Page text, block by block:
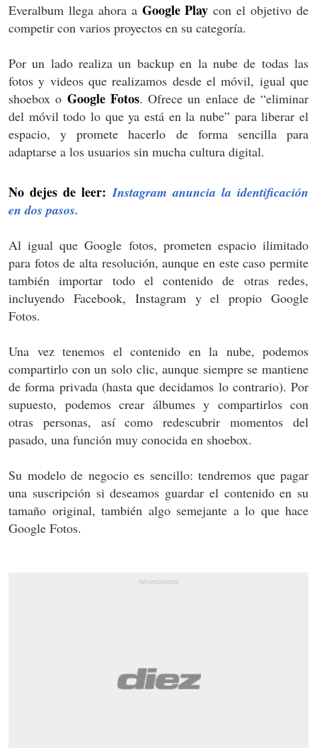
Everalbum llega ahora aGoogle Play con el objetivo de
competir con varios proyectos en su categoría.
Por un lado realiza un backup en la nube de todas las
fotos y videos que realizamos desde el móvil, igual que
shoebox o Google Fotos. Ofrece un enlace de “eliminar
del móvil todo lo que ya está en la nube” para liberar el
espacio, y promete hacerlo de forma sencilla para
adaptarse a los usuarios sin mucha cultura digital.
No dejes de leer:Instagram anuncia la identificación
en dos pasos.
Al igual que Google fotos, prometen espacio ilimitado
para fotos de alta resolución, aunque en este caso permite
también importar todo el contenido de otras redes,
incluyendo Facebook, Instagram y el propio Google
Fotos.
Una vez tenemos el contenido en la nube, podemos
compartirlo con un solo clic, aunque siempre se mantiene
de forma privada (hasta que decidamos lo contrario). Por
supuesto, podemos crear álbumes y compartirlos con
otras personas, así como redescubrir momentos del
pasado, una función muy conocida en shoebox.
Su modelo de negocio es sencillo: tendremos que pagar
una suscripción si deseamos guardar el contenido en su
tamaño original, también algo semejante a lo que hace
Google Fotos.